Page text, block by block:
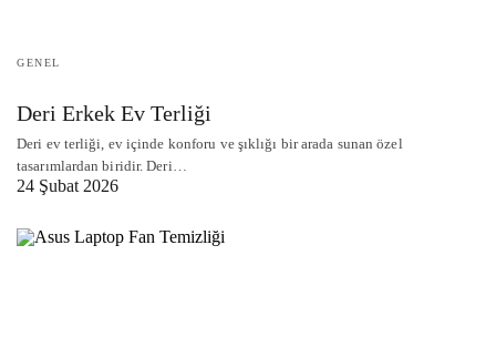
GENEL
Deri Erkek Ev Terliği
Deri ev terliği, ev içinde konforu ve şıklığı bir arada sunan özel
tasarımlardan biridir. Deri…
24 Şubat 2026